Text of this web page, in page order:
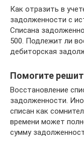
Как отразить в
задолженности с
Списана
500. Подлежит ли
дебиторская
Помогите
Восстановление
задолженности.
списан как
времени может
сумму